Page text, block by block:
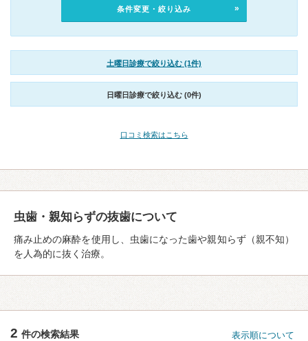
条件変更・絞り込み
土曜日診療で絞り込む (1件)
日曜日診療で絞り込む (0件)
口コミ検索はこちら
虫歯・親知らずの抜歯について
痛み止めの麻酔を使用し、虫歯になった歯や親知らず（親不知）
を人為的に抜く治療。
2 件の検索結果 表示順について